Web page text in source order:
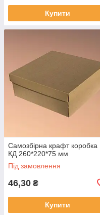
Купити
Самозбірна крафт коробка
КД 260*220*75 мм
Під замовлення
46,30 ₴
Купити